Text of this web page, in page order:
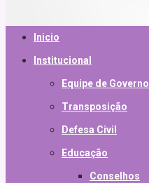
Inicio
Institucional
Equipe de Governo
Transposição
Defesa Civil
Educação
Conselhos